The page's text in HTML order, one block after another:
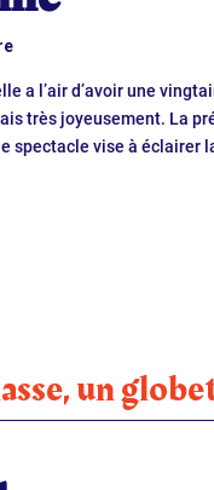
a l’air d’avoir une
très joyeusement. La
spectacle vise à éclairer
un